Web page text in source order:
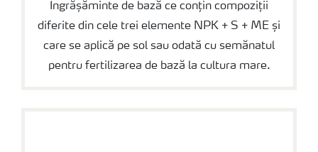
Îngrășăminte de bază ce conțin compoziții
diferite din cele trei elemente NPK + S + ME și
care se aplică pe sol sau odată cu semănatul
pentru fertilizarea de bază la cultura mare.